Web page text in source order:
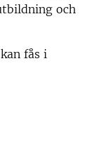
och
fås i